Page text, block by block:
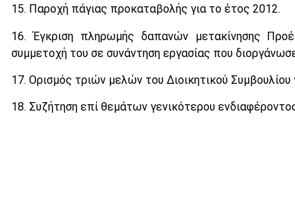
15. Παροχή πάγιας προκαταβολής για το έτος 2012.
16. Έγκριση πληρωμής δαπανών μετακίνησης
συμμετοχή του σε συνάντηση εργασίας που
17. Ορισμός τριών μελών του Διοικητικού
18. Συζήτηση επί θεμάτων γενικότερου